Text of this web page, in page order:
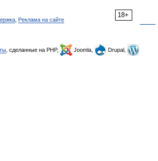
18+
Реклама на сайте
, сделанные на PHP, Joomla,
Drupal,